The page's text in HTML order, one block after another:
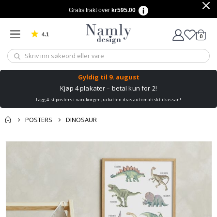
Gratis frakt over kr595.00
4.1 Basert på 1025 stemmer 0varer
Gyldig til 9. august
Kjøp 4 plakater – betal kun for 2!
Lägg 4 st posters i varukorgen, rabatten dras automatiskt i kassan!
POSTERS DINOSAUR
Andre kjøpte